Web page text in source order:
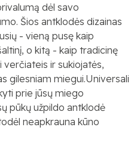
dėl savo
Šios antklodės dizainas
- vieną pusę kaip
o kitą - kaip tradicinę
verčiateis ir sukiojatės,
gilesniam miegui.Universali
prie jūsų miego
pūkų užpildo antklodė
neapkrauna kūno